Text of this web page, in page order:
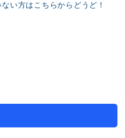
い方はこちらからどうど！